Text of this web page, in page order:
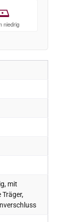
mit
Träger,
niedrig